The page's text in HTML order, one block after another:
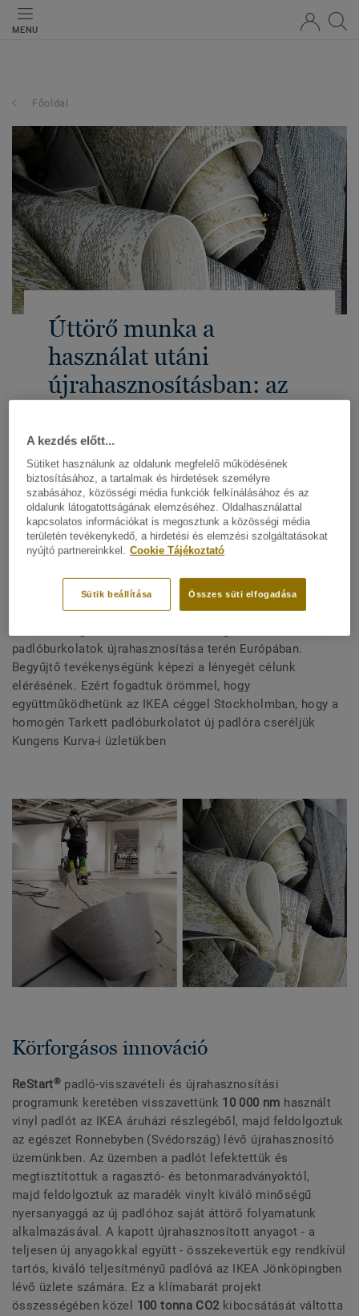
MENU
Főoldal
Úttörő munka a
használat utáni
újrahasznosításban: az
Ma a viszonteladók és a vállalkozók világszerte keresik a
fenntartható padlómegoldásokat, hogy elősegítsék az
alacsonyabb szén-dioxid-kibocsátást, csökkentsék a
hulladék mennyiséget és fenntartható építési törekvéseket
dolgozzanak ki. A klímaváltozás elleni hosszan tartó
harcunkkal és a körforgásos gazdaság iránti folyamatos
padlóburkolatok újrahasznosítása terén Európában.
Begyűjtő tevékenységünk képezi a lényegét célunk
elérésének. Ezért fogadtuk örömmel, hogy
együttműködhetünk az IKEA céggel Stockholmban, hogy a
homogén Tarkett padlóburkolatot új padlóra cseréljük
Kungens Kurva-i üzletükben
Körforgásos innováció
ReStart® padló-visszavételi és újrahasznosítási
programunk keretében visszavettünk 10 000 nm használt
vinyl padlót az IKEA áruházi részlegéből, majd feldolgoztuk
az egészet Ronnebyben (Svédország) lévő újrahasznosító
üzemünkben. Az üzemben a padlót lefektettük és
megtisztítottuk a ragasztó- és betonmaradványoktól,
majd feldolgoztuk az maradék vinylt kiváló minőségű
nyersanyaggá az új padlóhoz saját áttörő folyamatunk
alkalmazásával. A kapott újrahasznosított anyagot - a
teljesen új anyagokkal együtt - összekevertük egy rendkívül
tartós, kiváló teljesítményű padlóvá az IKEA Jönköpingben
lévő üzlete számára. Ez a klímabarát projekt
összességében közel 100 tonna CO2kibocsátását váltotta
A kezdés előtt...
Sütiket használunk az oldalunk megfelelő működésének
biztosításához, a tartalmak és hirdetések személyre
szabásához, közösségi média funkciók felkínálásához és az
oldalunk látogatottságának elemzéséhez. Oldalhasználattal
kapcsolatos információkat is megosztunk a közösségi média
területén tevékenykedő, a hirdetési és elemzési szolgáltatásokat
nyújtó partnereinkkel. Cookie Tájékoztató
Összes süti elfogadása
Sütik beállítása